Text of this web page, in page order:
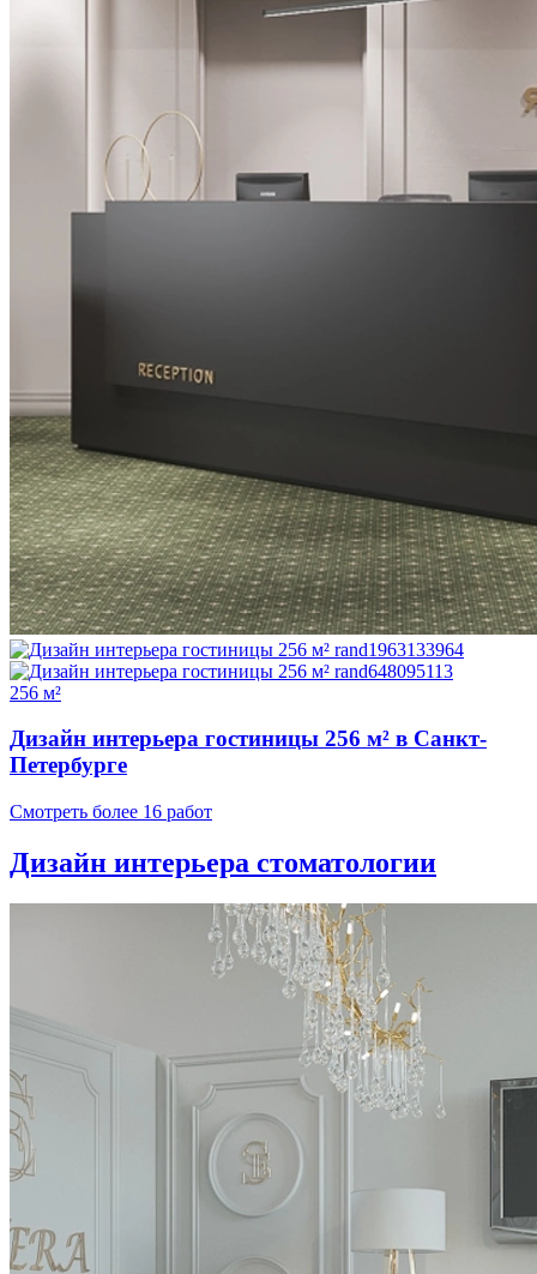
256 м²
Дизайн интерьера гостиницы 256 м² в Санкт-
Петербурге
Смотреть более 16 работ
Дизайн интерьера стоматологии